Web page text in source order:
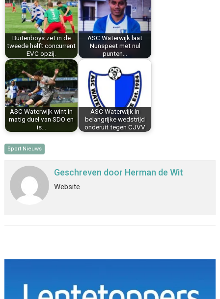
o
o
k
r
e
s
t
d
I
n
A
p
p
Buitenboys zet in de
tweede helft concurrent
EVC opzij.
ASC Waterwijk laat
Nunspeet met nul
punten…
ASC Waterwijk wint in
matig duel van SDO en
is…
ASC Waterwijk in
belangrijke wedstrijd
onderuit tegen CJVV
Sport Nieuws
Geschreven door Herman de Wit
Website